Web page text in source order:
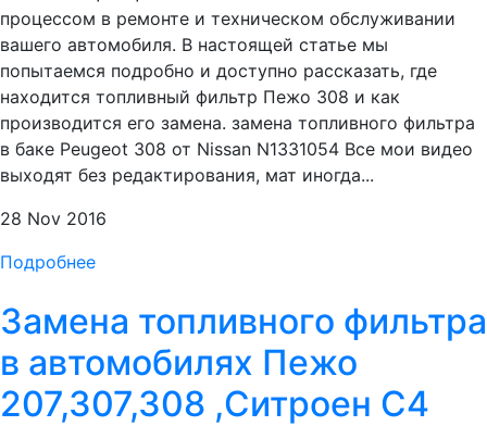
процессом в ремонте и техническом обслуживании
вашего автомобиля. В настоящей статье мы
попытаемся подробно и доступно рассказать, где
находится топливный фильтр Пежо 308 и как
производится его замена. замена топливного фильтра
в баке Peugeot 308 от Nissan N1331054 Все мои видео
выходят без редактирования, мат иногда...
28 Nov 2016
Подробнее
Замена топливного фильтра
в автомобилях Пежо
207,307,308 ,Ситроен C4